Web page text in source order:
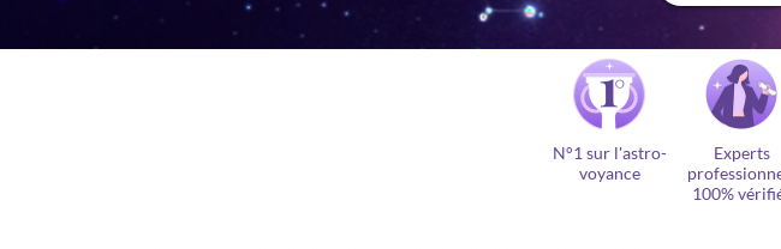
N°1 sur l'astro-
voyance
Experts
100%